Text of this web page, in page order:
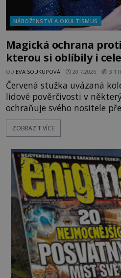
NÁBOŽENSTVÍ A OKULTISMUS
Magická ochrana
kterou si oblíbily i
OD EVA SOUKUPOVÁ 20.7.2026
Červená stužka uvázaná
lidové pověrčivosti v
ochraňuje svého nositele
která může přivodit neštěstí
nenápadným symbolem
nebo Leonarda DiCapria. Na Blízkém východě a v
židovských komunitách po
ZOBRAZIT VÍCE